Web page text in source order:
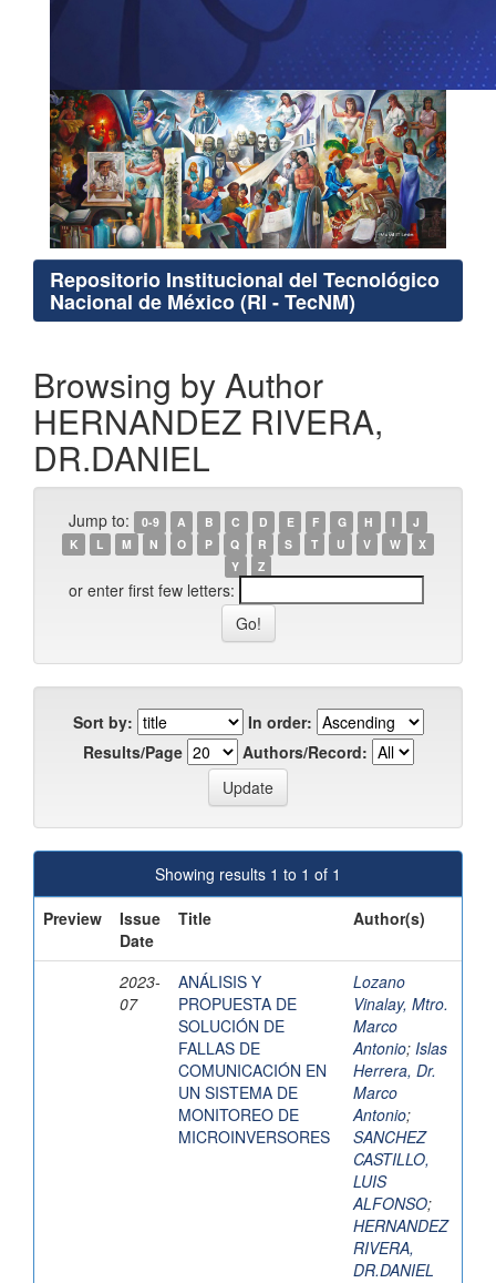
Repositorio Institucional del Tecnológico
Nacional de México (RI - TecNM)
Browsing by Author
HERNANDEZ RIVERA,
DR.DANIEL
Jump to: 0-9 A B C D E F G H I
J
K
L M N O P Q R S T U V W
X
Y
Z
or enter first few letters:
Sort by:
In order:
Results/Page
Authors/Record:
Showing results 1 to 1 of 1
Preview
Issue
Date
Title Author(s)
2023-
07
ANÁLISIS Y
PROPUESTA DE
SOLUCIÓN DE
FALLAS DE
COMUNICACIÓN EN
UN SISTEMA DE
MONITOREO DE
MICROINVERSORES
Lozano
Vinalay, Mtro.
Marco
Antonio; Islas
Herrera, Dr.
Marco
Antonio;
SANCHEZ
CASTILLO,
LUIS
ALFONSO;
HERNANDEZ
RIVERA,
DR.DANIEL